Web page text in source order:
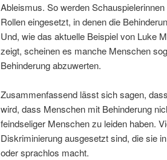
Ableismus. So werden
Rollen eingesetzt, in denen die
Und, wie das aktuelle Beispiel von Luke
zeigt, scheinen es manche Menschen
Behinderung abzuwerten.
Zusammenfassend lässt sich sagen,
wird, dass Menschen mit Behinderung
feindseliger Menschen zu leiden haben.
Diskriminierung ausgesetzt sind, die sie
oder sprachlos macht.